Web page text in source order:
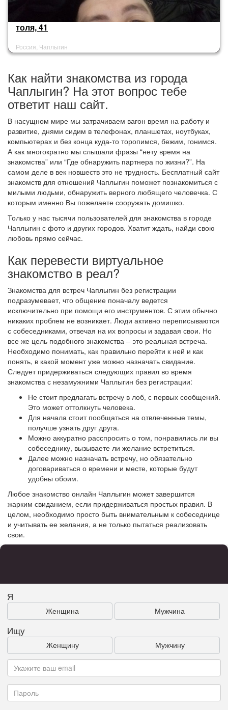
толя, 41
Россия, Чаплыгин
Как найти знакомства из города
Чаплыгин? На этот вопрос тебе
ответит наш сайт.
В насущном мире мы затрачиваем вагон время на работу и
развитие, днями сидим в телефонах, планшетах, ноутбуках,
компьютерах и без конца куда-то торопимся, бежим, гонимся.
А как многократно мы слышали фразы “нету время на
знакомства” или “Где обнаружить партнера по жизни?”. На
самом деле в век новшеств это не трудность. Бесплатный сайт
знакомств для отношений Чаплыгин поможет познакомиться с
милыми людьми, обнаружить верного любящего человечка. С
которым именно Вы пожелаете сооружать домишко.
Только у нас тысячи пользователей для знакомства в городе
Чаплыгин с фото и других городов. Хватит ждать, найди свою
любовь прямо сейчас.
Как перевести виртуальное
знакомство в реал?
Знакомства для встреч Чаплыгин без регистрации
подразумевает, что общение поначалу ведется
исключительно при помощи его инструментов. С этим обычно
никаких проблем не возникает. Люди активно переписываются
с собеседниками, отвечая на их вопросы и задавая свои. Но
все же цель подобного знакомства – это реальная встреча.
Необходимо понимать, как правильно перейти к ней и как
понять, в какой момент уже можно назначать свидание.
Следует придерживаться следующих правил во время
знакомства с незамужними Чаплыгин без регистрации:
Не стоит предлагать встречу в лоб, с первых сообщений.
Это может оттолкнуть человека.
Для начала стоит пообщаться на отвлеченные темы,
получше узнать друг друга.
Можно аккуратно расспросить о том, понравились ли вы
собеседнику, вызываете ли желание встретиться.
Далее можно назначать встречу, но обязательно
договариваться о времени и месте, которые будут
удобны обоим.
Любое знакомство онлайн Чаплыгин может завершится
жарким свиданием, если придерживаться простых правил. В
целом, необходимо просто быть внимательным к собеседнице
и учитывать ее желания, а не только пытаться реализовать
свои.
Я
Женщина Мужчина
Ищу
Женщину Мужчину